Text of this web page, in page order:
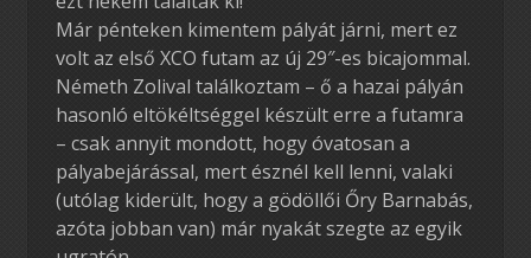
Már pénteken kimentem pályát járni, mert ez
volt az első XCO futam az új 29″-es bicajommal.
Németh Zolival találkoztam – ő a hazai pályán
hasonló eltökéltséggel készült erre a futamra
– csak annyit mondott, hogy óvatosan a
pályabejárással, mert észnél kell lenni, valaki
(utólag kiderült, hogy a gödöllői Őry Barnabás,
azóta jobban van) már nyakát szegte az egyik